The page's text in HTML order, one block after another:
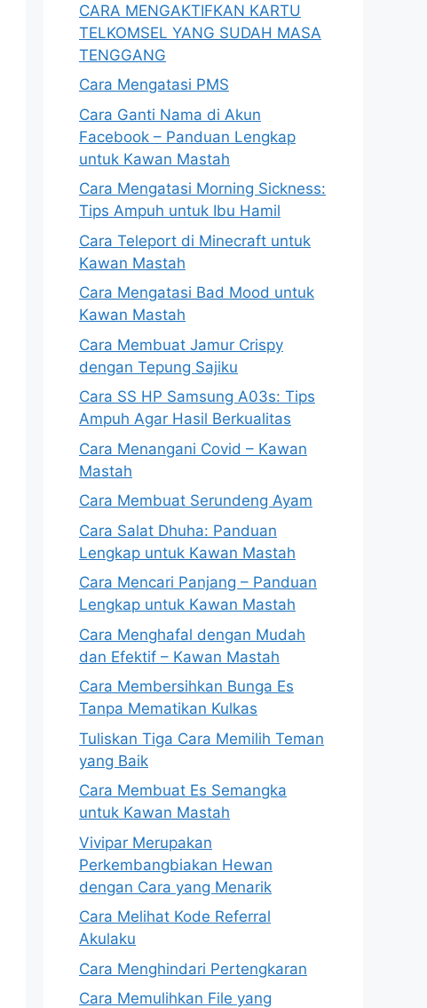
CARA MENGAKTIFKAN KARTU
TELKOMSEL YANG SUDAH MASA
TENGGANG
Cara Mengatasi PMS
Cara Ganti Nama di Akun
Facebook – Panduan Lengkap
untuk Kawan Mastah
Cara Mengatasi Morning Sickness:
Tips Ampuh untuk Ibu Hamil
Cara Teleport di Minecraft untuk
Kawan Mastah
Cara Mengatasi Bad Mood untuk
Kawan Mastah
Cara Membuat Jamur Crispy
dengan Tepung Sajiku
Cara SS HP Samsung A03s: Tips
Ampuh Agar Hasil Berkualitas
Cara Menangani Covid – Kawan
Mastah
Cara Membuat Serundeng Ayam
Cara Salat Dhuha: Panduan
Lengkap untuk Kawan Mastah
Cara Mencari Panjang – Panduan
Lengkap untuk Kawan Mastah
Cara Menghafal dengan Mudah
dan Efektif – Kawan Mastah
Cara Membersihkan Bunga Es
Tanpa Mematikan Kulkas
Tuliskan Tiga Cara Memilih Teman
yang Baik
Cara Membuat Es Semangka
untuk Kawan Mastah
Vivipar Merupakan
Perkembangbiakan Hewan
dengan Cara yang Menarik
Cara Melihat Kode Referral
Akulaku
Cara Menghindari Pertengkaran
Cara Memulihkan File yang